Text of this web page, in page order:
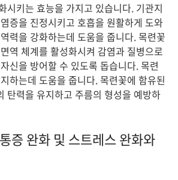
시키는 효능을 가지고 있습니다. 기관지
증을 진정시키고 호흡을 원활하게 도와
력을 강화하는데 도움을 줍니다. 목련꽃
역 체계를 활성화시켜 감염과 질병으로
신을 방어할 수 있도록 돕습니다. 목련
하는데 도움을 줍니다. 목련꽃에 함유된
탄력을 유지하고 주름의 형성을 예방하
증 완화 및 스트레스 완화와